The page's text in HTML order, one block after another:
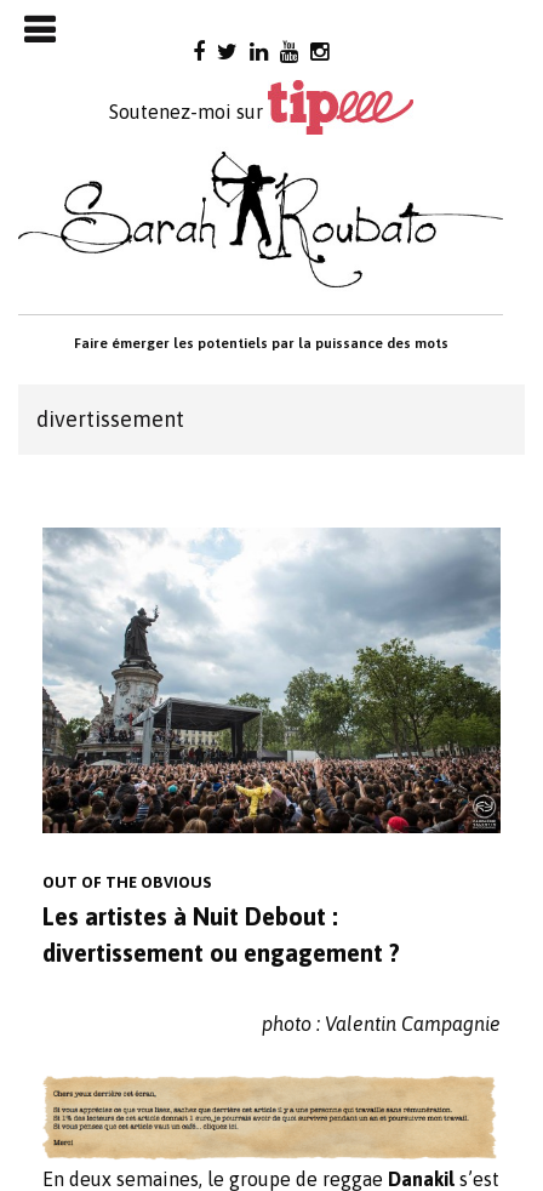
Skip
to
Soutenez-moi sur
Faire émerger les potentiels par la puissance des mots

divertissement
OUT OF THE OBVIOUS
Les artistes à Nuit Debout :
divertissement ou engagement ?
photo : Valentin Campagnie
En deux semaines, le groupe de reggae Danakil s’est